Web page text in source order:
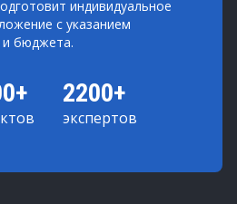
индивидуальное
с указанием
бюджета.
2200+
экспертов